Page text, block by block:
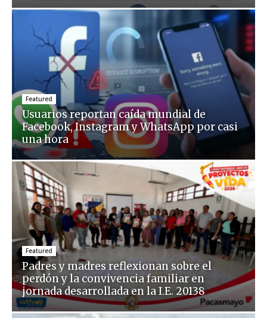
Featured
Usuarios reportan caída mundial de
Facebook, Instagram y WhatsApp por casi
una hora
Featured
Padres y madres reflexionan sobre el
perdón y la convivencia familiar en
jornada desarrollada en la I.E. 20138